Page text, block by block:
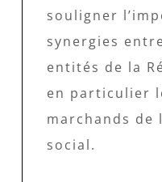
souligner
synergies
entités de la
en particulier
marchands de
social.